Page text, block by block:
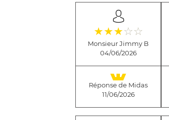
(*)
★ (*)
★ (*)
★ ( )
☆ ( )
☆
Monsieur Jimmy B
04/06/2026
Réponse de Midas
11/06/2026